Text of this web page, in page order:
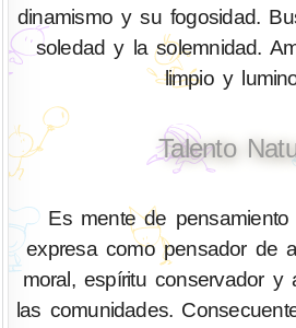
dinamismo y su fogosidad.
soledad y la solemnidad.
limpio y
Talento
Es mente de pensamiento
expresa como pensador de
moral, espíritu conservador
las comunidades.